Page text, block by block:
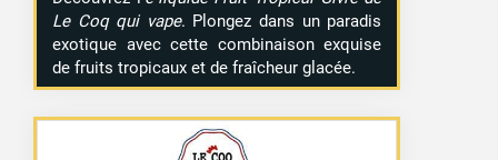
Le Coq qui vape. Plongez dans un paradis
exotique avec cette combinaison exquise
de fruits tropicaux et de fraîcheur glacée.